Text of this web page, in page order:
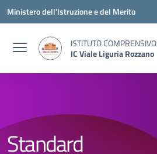
Vai ai contenuti
Vai al menu di navigazione
Vai al footer
Ministero dell'Istruzione e del Merito
ISTITUTO COMPRENSIVO
IC Viale Liguria Rozzano
Standard